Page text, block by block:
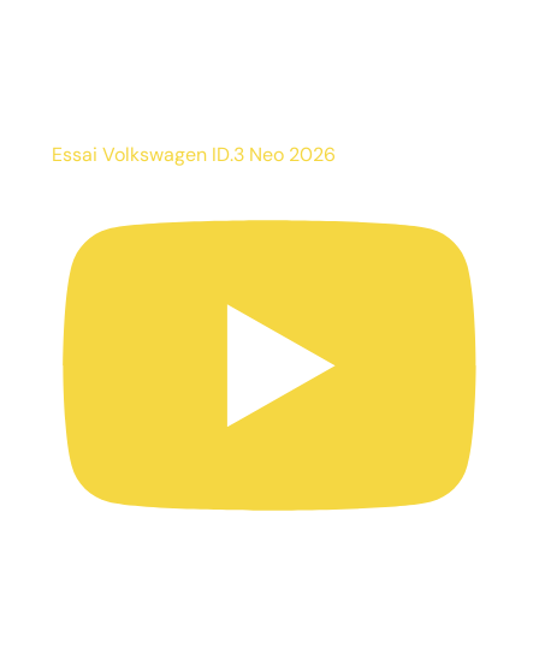
Essai Volkswagen ID.3 Neo 2026